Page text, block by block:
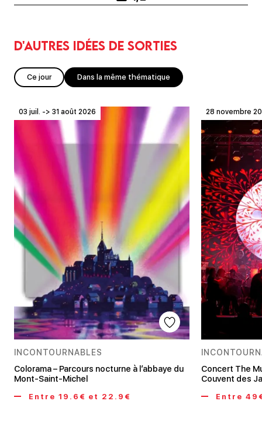
D'autres idées de sorties
Ce jour Dans la même thématique
03 juil. -> 31 août 2026
INCONTOURNABLES
Colorama – Parcours nocturne à l’abbaye du
Mont-Saint-Michel
Entre 19.6€ et 22.9€
28 novembre
Concert The
Couvent des
Entre